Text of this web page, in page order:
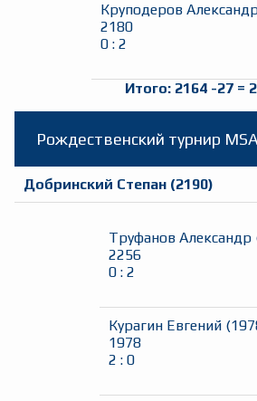
Круподеров
2180
0 : 2
Итого: 2164 -27=
Рождественский турнир
Добринский Степан (2190)
Труфанов Александр
2256
0: 2
Курагин Евгений (
1978
2 : 0